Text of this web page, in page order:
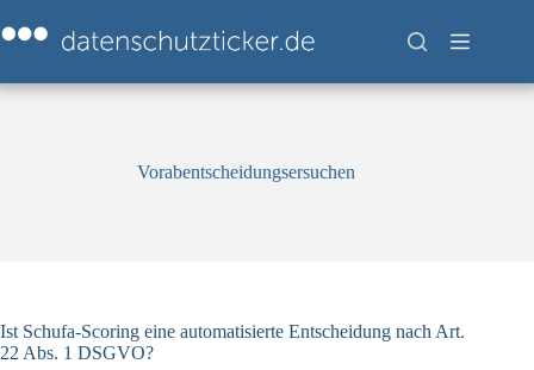
Inhalt
springen
Vorabentscheidungsersuchen
Ist Schufa-Scoring eine automatisierte Entscheidung nach Art.
22 Abs. 1 DSGVO?